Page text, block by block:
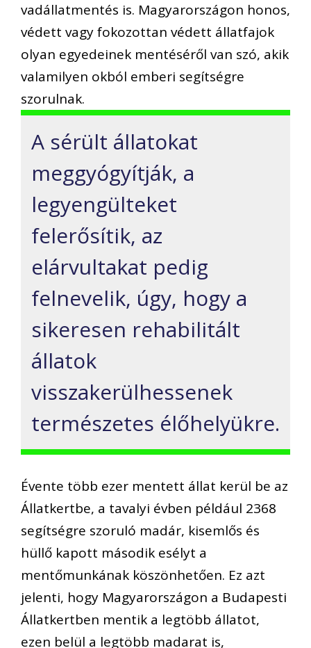
vadállatmentés is. Magyarországon honos,
védett vagy fokozottan védett állatfajok
olyan egyedeinek mentéséről van szó, akik
valamilyen okból emberi segítségre
szorulnak.
A sérült állatokat
meggyógyítják, a
legyengülteket
felerősítik, az
elárvultakat pedig
felnevelik, úgy, hogy a
sikeresen rehabilitált
állatok
visszakerülhessenek
természetes élőhelyükre.
Évente több ezer mentett állat kerül be az
Állatkertbe, a tavalyi évben például 2368
segítségre szoruló madár, kisemlős és
hüllő kapott második esélyt a
mentőmunkának köszönhetően. Ez azt
jelenti, hogy Magyarországon a Budapesti
Állatkertben mentik a legtöbb állatot,
ezen belül a legtöbb madarat is,